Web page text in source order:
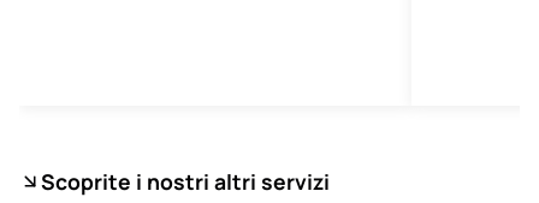
Scoprite i nostri altri servizi